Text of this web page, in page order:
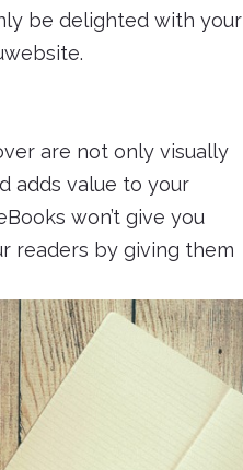
be delighted with your
are not only visually
adds value to your
won’t give you
readers by giving them